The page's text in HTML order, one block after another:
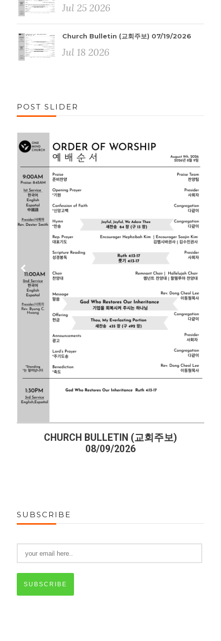
Jul 25 2026
Church Bulletin (교회주보) 07/19/2026
Jul 18 2026
POST SLIDER
CHURCH BULLETIN (교회주보)
08/09/2026
SUBSCRIBE
SUBSCRIBE